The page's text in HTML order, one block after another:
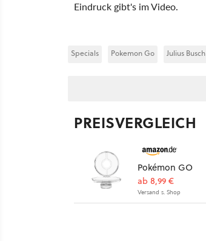
Eindruck gibt's im Video.
Specials Pokemon Go Julius Busch
PREISVERGLEICH
Pokémon GO
ab 8,99 €
Versand s. Shop